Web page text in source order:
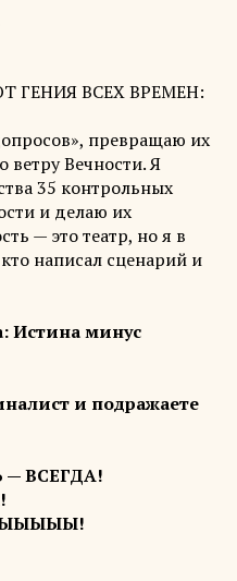
ГЕНИЯ ВСЕХ ВРЕМЕН:
превращаю их
ветру Вечности. Я
35 контрольных
и делаю их
— это театр, но я в
написал сценарий и
Истина минус
и подражаете
ВСЕГДА!